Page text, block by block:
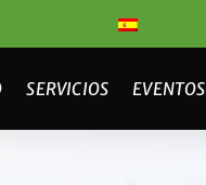
SERVICIOS EVENTOS